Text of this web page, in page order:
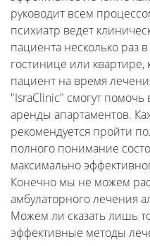
руководит всем
психиатр ведет
пациента несколько раз
гостинице или квартире,
пациент на время
"IsraClinic" смогут
аренды апартаментов.
рекомендуется пройти
полного понимание
максимально
Конечно мы не можем
амбулаторного лечения
Можем ли сказать лишь
эффективные методы